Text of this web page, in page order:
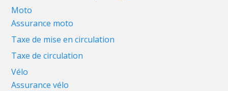
Moto
Assurance moto
Taxe de mise en circulation
Taxe de circulation
Vélo
Assurance vélo